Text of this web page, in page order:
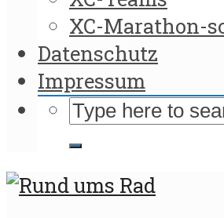
XC-Marathon-
Datenschutz
Impressum